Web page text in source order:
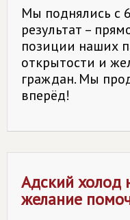
Мы поднялись с
результат –
позиции наших
открытости и
граждан. Мы
вперёд!
Адский холод
желание